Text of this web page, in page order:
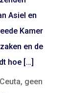
Asiel en
Kamer
en de
hoe […]
geen